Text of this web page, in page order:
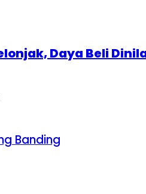
Daya Beli
Banding